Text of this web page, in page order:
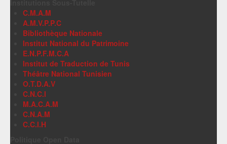
C.M.A.M
A.M.V.P.P.C
Bibliothèque Nationale
Institut National du Patrimoine
E.N.P.F.M.C.A
Institut de Traduction de Tunis
Théâtre National Tunisien
O.T.D.A.V
C.N.C.I
M.A.C.A.M
C.N.A.M
C.C.I.H